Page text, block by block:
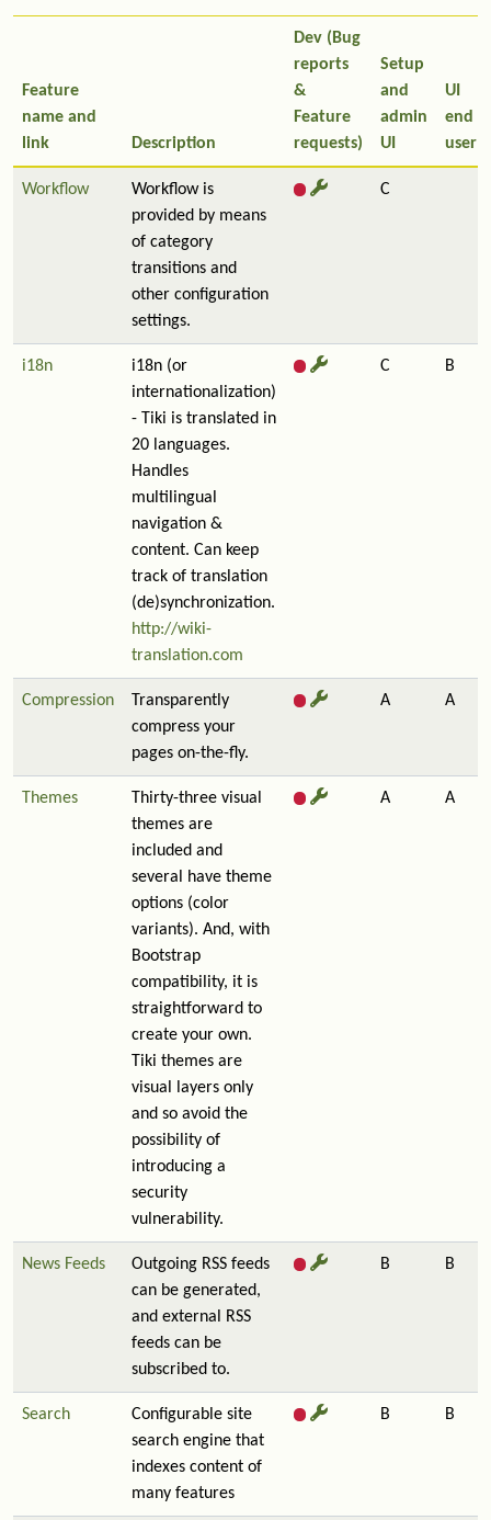
Feature
name and
link
Description
Dev (Bug
reports
&
Feature
requests)
Setup
and
admin
UI
UI
end
user
Workflow
Workflow is
provided by means
of category
transitions and
other configuration
settings.
C
i18n
i18n (or
internationalization)
- Tiki is translated in
20 languages.
Handles
multilingual
navigation &
content. Can keep
track of translation
(de)synchronization.
http://wiki-
translation.com
C B
Compression
Transparently
compress your
pages on-the-fly.
A A
Themes
Thirty-three visual
themes are
included and
several have theme
options (color
variants). And, with
Bootstrap
compatibility, it is
straightforward to
create your own.
Tiki themes are
visual layers only
and so avoid the
possibility of
introducing a
security
vulnerability.
A A
News Feeds
Outgoing RSS feeds
can be generated,
and external RSS
feeds can be
subscribed to.
B B
Search
Configurable site
search engine that
indexes content of
many features
B B